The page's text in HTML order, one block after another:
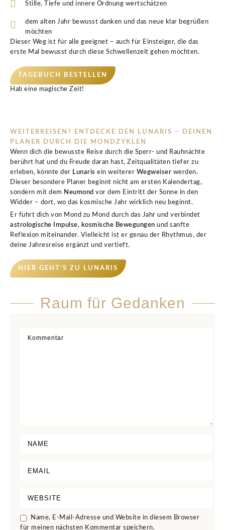
Stille, Tiefe und innere Ordnung wertschätzen
dem alten Jahr bewusst danken und das neue klar begrüßen
möchten
Dieser Weg ist für alle geeignet – auch für Einsteiger, die das
erste Mal bewusst durch diese Schwellenzeit gehen möchten.
TAGEBUCH BESTELLEN
Hab eine magische Zeit!
WEITERREISEN? ENTDECKE DEN LUNARIS – DEINEN
PLANER DURCH DIE MONDZYKLEN
Wenn dich die bewusste Reise durch die Sperr- und Rauhnächte
berührt hat und du Freude daran hast, Zeitqualitäten tiefer zu
erleben, könnte der Lunaris ein weiterer Wegweiser werden.
Dieser besondere Planer beginnt nicht am ersten Kalendertag,
sondern mit dem Neumond vor dem Eintritt der Sonne in den
Widder – dort, wo das kosmische Jahr wirklich neu beginnt.
Er führt dich von Mond zu Mond durch das Jahr und verbindet
astrologische Impulse, kosmische Bewegungen und sanfte
Reflexion miteinander. Vielleicht ist er genau der Rhythmus, der
deine Jahresreise ergänzt und vertieft.
HIER GEHT’S ZU LUNARIS
Raum für Gedanken
Name, E-Mail-Adresse und Website in diesem Browser
für meinen nächsten Kommentar speichern.